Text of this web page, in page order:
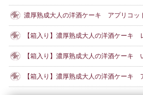
濃厚熟成大人の洋酒ケーキ アプリコッ
【箱入り】濃厚熟成大人の洋酒ケーキ
【箱入り】濃厚熟成大人の洋酒ケーキ
【箱入り】濃厚熟成大人の洋酒ケーキ